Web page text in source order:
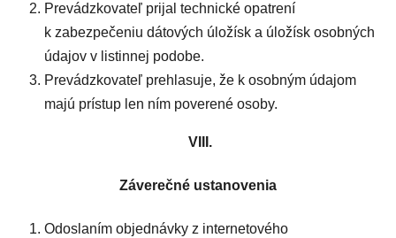
Prevádzkovateľ prijal technické opatrení
k zabezpečeniu dátových úložísk a úložísk osobných
údajov v listinnej podobe.
Prevádzkovateľ prehlasuje, že k osobným údajom
majú prístup len ním poverené osoby.
VIII.
Záverečné ustanovenia
Odoslaním objednávky z internetového